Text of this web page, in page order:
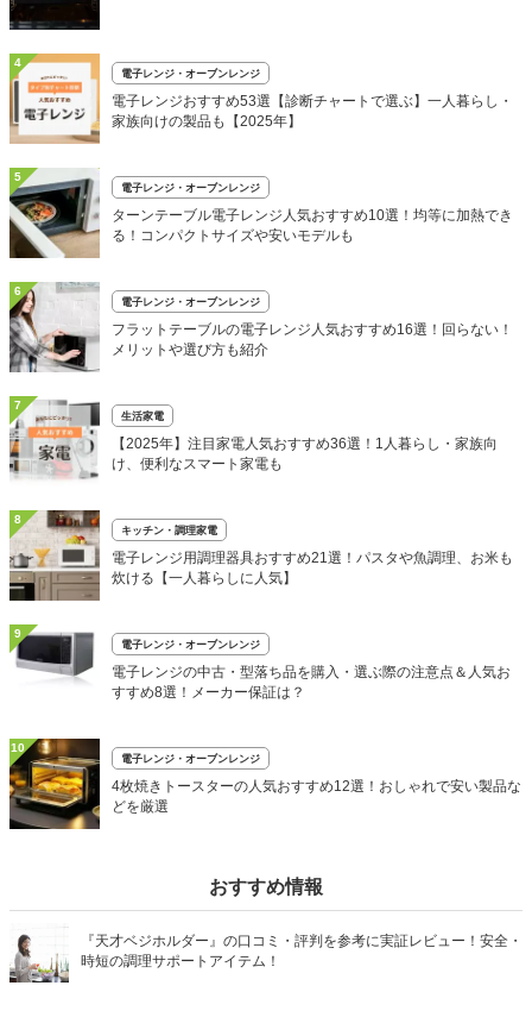
4
電子レンジ・オーブンレンジ
電子レンジおすすめ53選【診断チャートで選ぶ】一人暮らし・
家族向けの製品も【2025年】
5
電子レンジ・オーブンレンジ
ターンテーブル電子レンジ人気おすすめ10選！均等に加熱でき
る！コンパクトサイズや安いモデルも
6
電子レンジ・オーブンレンジ
フラットテーブルの電子レンジ人気おすすめ16選！回らない！
メリットや選び方も紹介
7
生活家電
【2025年】注目家電人気おすすめ36選！1人暮らし・家族向
け、便利なスマート家電も
8
キッチン・調理家電
電子レンジ用調理器具おすすめ21選！パスタや魚調理、お米も
炊ける【一人暮らしに人気】
9
電子レンジ・オーブンレンジ
電子レンジの中古・型落ち品を購入・選ぶ際の注意点＆人気お
すすめ8選！メーカー保証は？
10
電子レンジ・オーブンレンジ
4枚焼きトースターの人気おすすめ12選！おしゃれで安い製品な
どを厳選
おすすめ情報
『天才ベジホルダー』の口コミ・評判を参考に実証レビュー！安全・
時短の調理サポートアイテム！